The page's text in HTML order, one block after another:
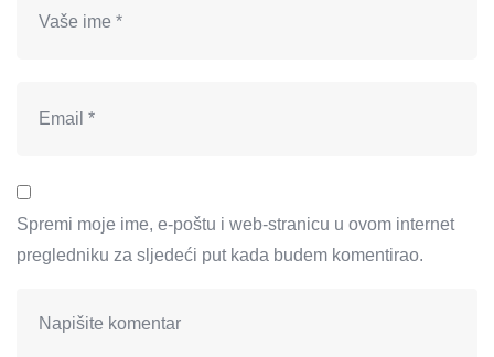
Spremi moje ime, e-poštu i web-stranicu u ovom internet
pregledniku za sljedeći put kada budem komentirao.